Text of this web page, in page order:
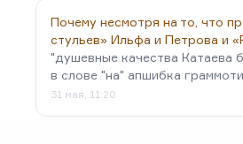
Почему несмотря на то, что
стульев» Ильфа и Петрова и
"душевные качества Катаева
в слове "на" апшибка
31 мая, 11:20